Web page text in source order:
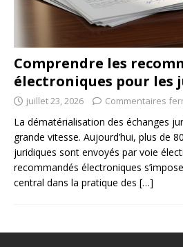
Comprendre les
électroniques pour les
juillet 23, 2026 Commentaires
La dématérialisation des échanges
grande vitesse. Aujourd’hui, plus de
juridiques sont envoyés par voie
recommandés électroniques
central dans la pratique des […]